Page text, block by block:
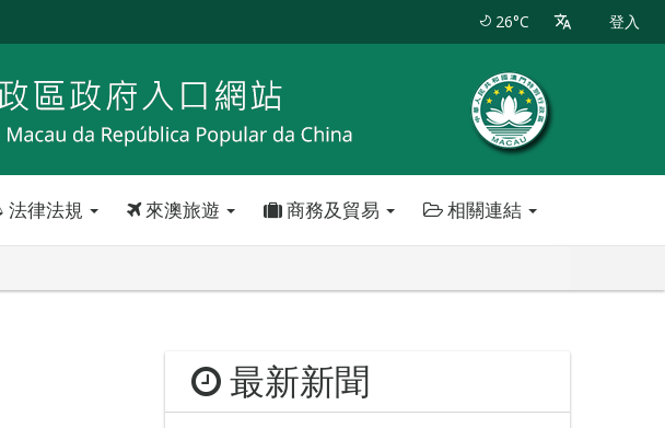
26°C 登入
法律法規 來澳旅遊 商務及貿易 相關連結
最新新聞